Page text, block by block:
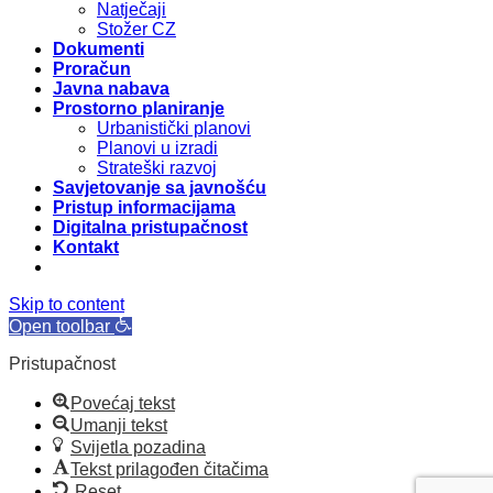
Natječaji
Stožer CZ
Dokumenti
Proračun
Javna nabava
Prostorno planiranje
Urbanistički planovi
Planovi u izradi
Strateški razvoj
Savjetovanje sa javnošću
Pristup informacijama
Digitalna pristupačnost
Kontakt
Skip to content
Open toolbar
Pristupačnost
Povećaj tekst
Umanji tekst
Svijetla pozadina
Tekst prilagođen čitačima